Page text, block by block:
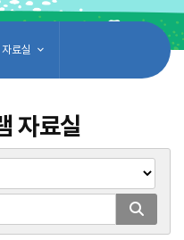
료실
자료실